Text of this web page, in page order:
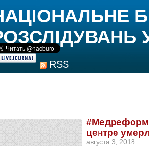
RSS
центре
августа 3, 2018